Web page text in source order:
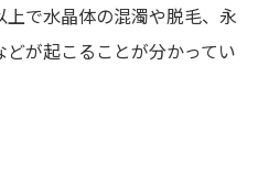
で水晶体の混濁や脱毛、永
が起こることが分かってい